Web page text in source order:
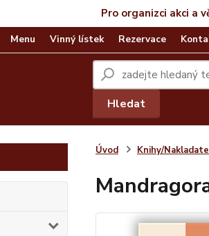
Pro organizci akci a
Menu Vinný lístek Rezervace
Hledat
Úvod Knihy/